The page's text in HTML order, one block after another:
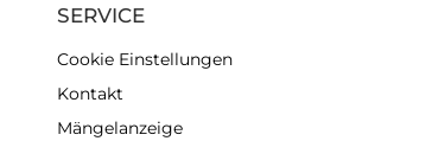
SERVICE
Cookie Einstellungen
Kontakt
Mängelanzeige